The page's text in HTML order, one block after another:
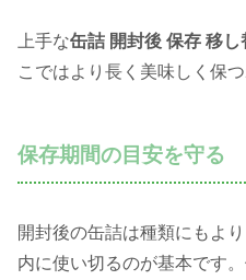
上手な缶詰 開封後 保存 移し
こではより長く美味しく保
保存期間の目安を守る
開封後の缶詰は種類にもよ
内に使い切るのが基本です